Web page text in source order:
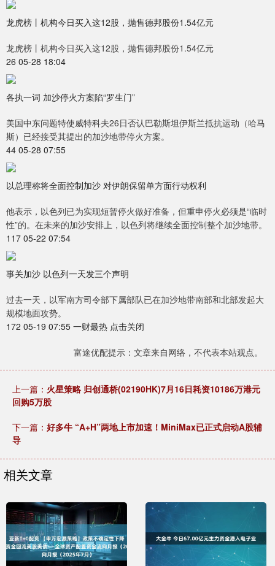
龙虎榜丨机构今日买入这12股，抛售德邦股份1.54亿元
龙虎榜丨机构今日买入这12股，抛售德邦股份1.54亿元
26 05-28 18:04
各执一词 加沙停火方案陷“罗生门”
美国中东问题特使威特科夫26日否认巴勒斯坦伊斯兰抵抗运动（哈马
斯）已经接受其提出的加沙地带停火方案。
44 05-28 07:55
以总理称将全面控制加沙 对伊朗保留单方面行动权利
他表示，以色列已为实现短暂停火做好准备，但重申停火必须是“临时
性”的。在未来的加沙安排上，以色列将继续全面控制整个加沙地带。
117 05-22 07:54
事关加沙 以色列一天发三个声明
过去一天，以军南方司令部下属部队已在加沙地带南部和北部发起大
规模地面攻势。
172 05-19 07:55 一财最热 点击关闭
富途优配提示：文章来自网络，不代表本站观点。
上一篇： 火星策略 归创通桥(02190HK)7月16日耗资10186万港元
回购5万股
下一篇： 好多牛 “A+H”两地上市加速！MiniMax已正式启动A股辅
导
相关文章